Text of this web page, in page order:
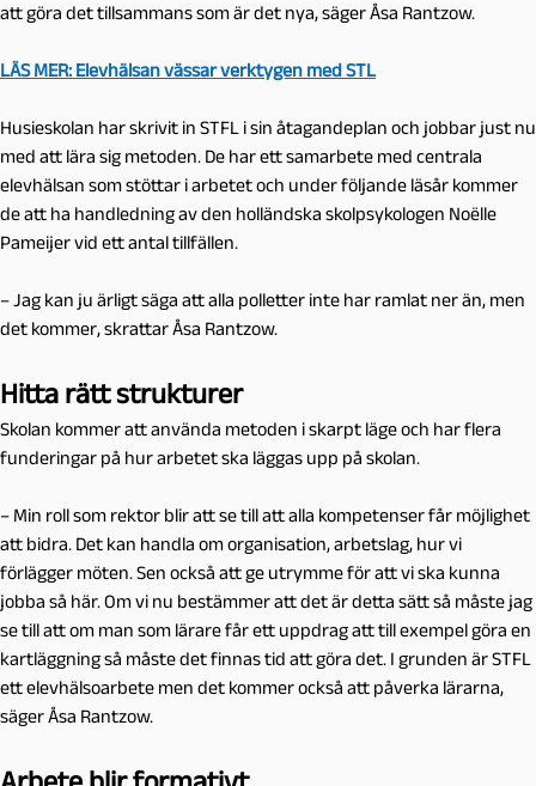
att göra det tillsammans som är det nya, säger Åsa Rantzow.
LÄS MER: Elevhälsan vässar verktygen med STL
Husieskolan har skrivit in STFL i sin åtagandeplan och jobbar just nu
med att lära sig metoden. De har ett samarbete med centrala
elevhälsan som stöttar i arbetet och under följande läsår kommer
de att ha handledning av den holländska skolpsykologen Noëlle
Pameijer vid ett antal tillfällen.
– Jag kan ju ärligt säga att alla polletter inte har ramlat ner än, men
det kommer, skrattar Åsa Rantzow.
Hitta rätt strukturer
Skolan kommer att använda metoden i skarpt läge och har flera
funderingar på hur arbetet ska läggas upp på skolan.
– Min roll som rektor blir att se till att alla kompetenser får möjlighet
att bidra. Det kan handla om organisation, arbetslag, hur vi
förlägger möten. Sen också att ge utrymme för att vi ska kunna
jobba så här. Om vi nu bestämmer att det är detta sätt så måste jag
se till att om man som lärare får ett uppdrag att till exempel göra en
kartläggning så måste det finnas tid att göra det. I grunden är STFL
ett elevhälsoarbete men det kommer också att påverka lärarna,
säger Åsa Rantzow.